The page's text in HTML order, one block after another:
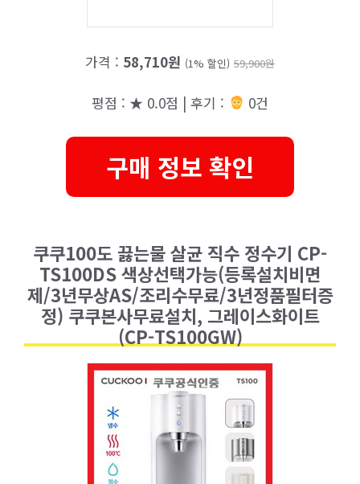
가격 : 58,710원 (1% 할인) 59,900원
평점 : ★ 0.0점 | 후기 : 0건
구매 정보 확인
쿠쿠100도 끓는물 살균 직수 정수기 CP-
TS100DS 색상선택가능(등록설치비면
제/3년무상AS/조리수무료/3년정품필터증
정) 쿠쿠본사무료설치, 그레이스화이트
(CP-TS100GW)